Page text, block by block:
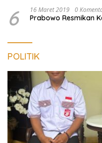
6 16 Maret 2019 0
Prabowo Resmikan
POLITIK